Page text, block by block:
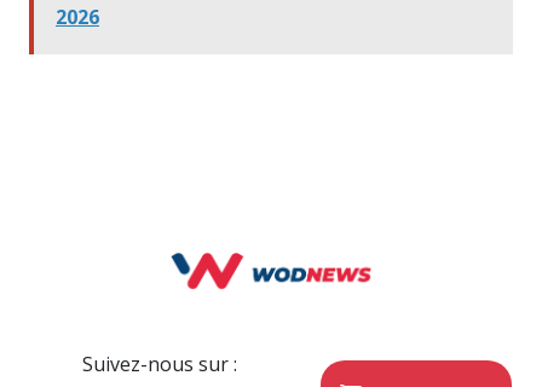
2026
Suivez-nous sur :